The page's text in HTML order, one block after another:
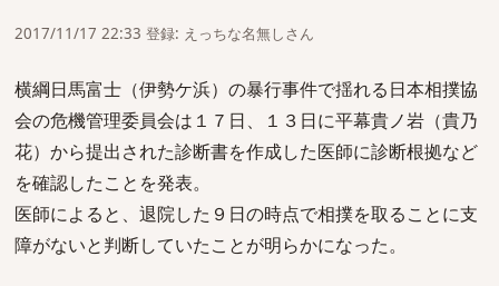
2017/11/17 22:33 登録: えっちな名無しさん
横綱日馬富士（伊勢ケ浜）の暴行事件で揺れる日本相撲協
会の危機管理委員会は１７日、１３日に平幕貴ノ岩（貴乃
花）から提出された診断書を作成した医師に診断根拠など
を確認したことを発表。
医師によると、退院した９日の時点で相撲を取ることに支
障がないと判断していたことが明らかになった。